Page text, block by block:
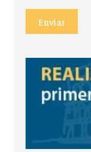
Enviar